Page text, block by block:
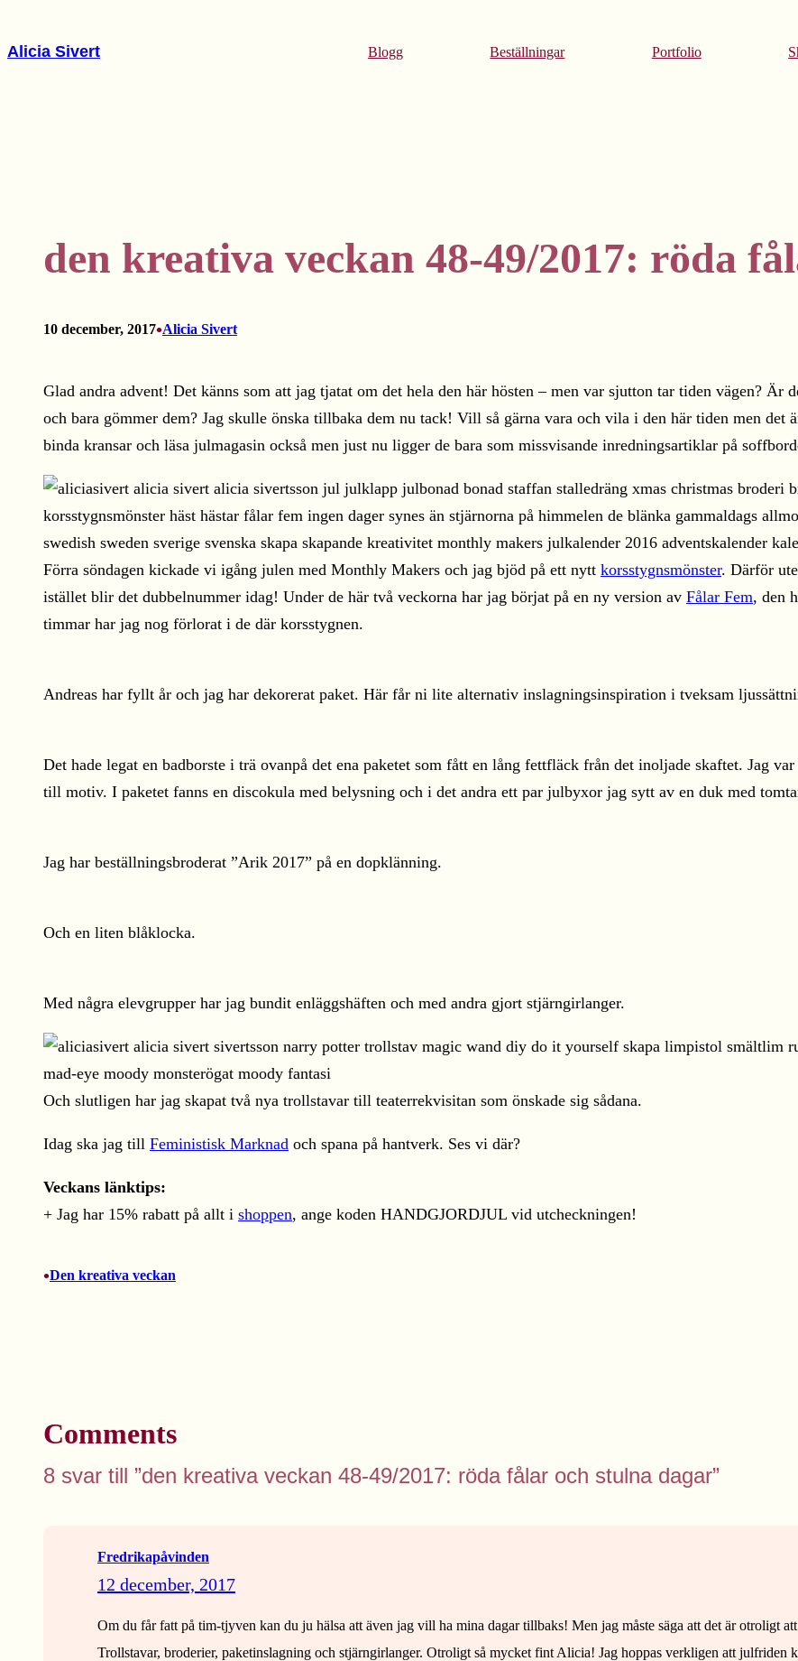
till
Alicia Sivert Blogg Beställningar Portfolio
den kreativa veckan 48-49/2017: röda
10 december, 2017•Alicia Sivert
Glad andra advent! Det känns som att jag tjatat om det hela den här hösten – men var sjutton tar tiden vägen? Är
och bara gömmer dem? Jag skulle önska tillbaka dem nu tack! Vill så gärna vara och vila i den här tiden men det
binda kransar och läsa julmagasin också men just nu ligger de bara som missvisande inredningsartiklar på
Förra söndagen kickade vi igång julen med Monthly Makers och jag bjöd på ett nytt korsstygnsmönster. Därför
istället blir det dubbelnummer idag! Under de här två veckorna har jag börjat på en ny version av Fålar Fem, den
timmar har jag nog förlorat i de där korsstygnen.
Andreas har fyllt år och jag har dekorerat paket. Här får ni lite alternativ inslagningsinspiration i tveksam
Det hade legat en badborste i trä ovanpå det ena paketet som fått en lång fettfläck från det inoljade skaftet. Jag
till motiv. I paketet fanns en discokula med belysning och i det andra ett par julbyxor jag sytt av en duk med
Jag har beställningsbroderat ”Arik 2017” på en dopklänning.
Och en liten blåklocka.
Med några elevgrupper har jag bundit enläggshäften och med andra gjort stjärngirlanger.
Och slutligen har jag skapat två nya trollstavar till teaterrekvisitan som önskade sig sådana.
Idag ska jag till Feministisk Marknad och spana på hantverk. Ses vi där?
Veckans länktips:
+ Jag har 15% rabatt på allt i shoppen, ange koden HANDGJORDJUL vid utcheckningen!
•Den kreativa veckan
Comments
8 svar till ”den kreativa veckan 48-49/2017: röda fålar och stulna dagar”
Fredrikapåvinden
12 december, 2017
Om du får fatt på tim-tjyven kan du ju hälsa att även jag vill ha mina dagar tillbaks! Men jag måste säga att det är otroligt
Trollstavar, broderier, paketinslagning och stjärngirlanger. Otroligt så mycket fint Alicia! Jag hoppas verkligen att julfriden